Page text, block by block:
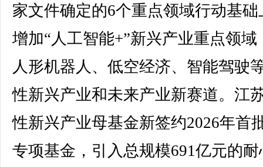
家文件确定的6个重点领域行动基础
增加“人工智能+”新兴产业重点领域
人形机器人、低空经济、智能驾驶
性新兴产业和未来产业新赛道。江
性新兴产业母基金新签约2026年首
专项基金，引入总规模691亿元的耐